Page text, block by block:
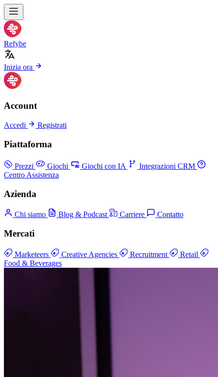
Refybe
Inizia ora
Account
Accedi Registrati
Piattaforma
Prezzi Giochi Giochi con IA
Integrazioni CRM
Centro Assistenza
Azienda
Chi siamo Blog & Podcast Carriere Contatto
Mercati
Marketeers Creative Agencies Recruitment
Retail
Food & Beverages